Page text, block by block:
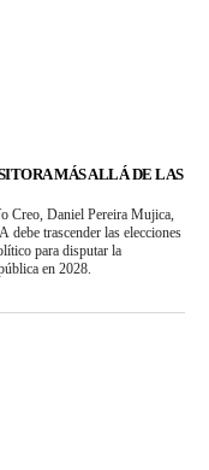
MÁS ALLÁ DE LAS
Creo, Daniel Pereira Mujica,
debe trascender las elecciones
para disputar la
en 2028.